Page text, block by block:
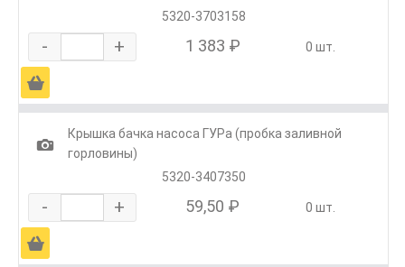
5320-3703158
- + 1 383 ₽ 0 шт.
Ä
1
Крышка бачка насоса ГУРа (пробка заливной
горловины)
5320-3407350
- + 59,50 ₽ 0 шт.
Ä